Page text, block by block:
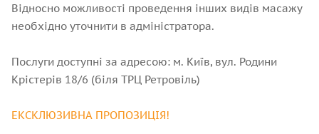
Відносно можливості проведення інших видів масажу
необхідно уточнити в адміністратора.
Послуги доступні за адресою: м. Київ, вул. Родини
Крістерів 18/6 (біля ТРЦ Ретровіль)
ЕКСКЛЮЗИВНА ПРОПОЗИЦІЯ!